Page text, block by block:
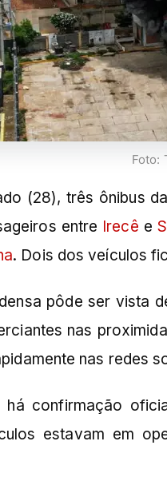
Foto:
(28), três ônibus
entre Irecê e
. Dois dos veículos
pôde ser vista
nas
nas redes
confirmação
estavam em